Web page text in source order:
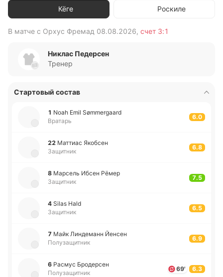
Кёге Роскиле
В матче с Орхус Фремад 08.08.2026, счет 3:1
Никлас Педерсен
Тренер
Стартовый состав
1 Noah Emil Sømmergaard
Вратарь
6.0
22 Ма­ттиас Яко­бсен
Защитник
6.8
8 Ма­рсель Ибсен Рёмер
Защитник
7.5
4 Silas Hald
Защитник
6.5
7 Майк Ли­нде­манн Йенсен
Полузащитник
6.9
6 Расмус Бро­де­рсен
Полузащитник
69' 6.3